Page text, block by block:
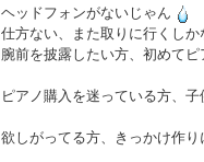
ヘッドフォンがないじゃん
仕方ない、また取りに行くしか
腕前を披露したい方、初めてピ
ピアノ購入を迷っている方、子
欲しがってる方、きっかけ作り